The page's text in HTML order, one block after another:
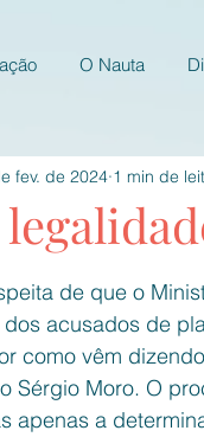
O Nauta
fev. de 2024 1 min de
de que o
acusados de
como vêm
Sérgio Moro. O
apenas a